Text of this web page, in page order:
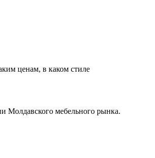
ценам, в каком стиле
Молдавского мебельного рынка.